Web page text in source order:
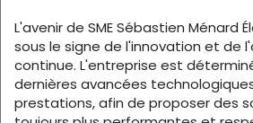
L'avenir de SME Sébastien Ménard
sous le signe de l'innovation et de
continue. L'entreprise est
dernières avancées
prestations, afin de proposer des